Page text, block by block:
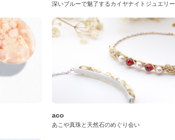
深いブルーで魅了するカイヤナイトジュエリー
aco
あこや真珠と天然石のめぐり会い